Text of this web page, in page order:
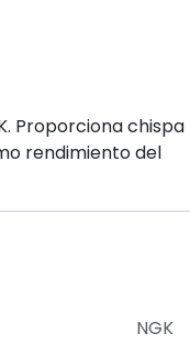
Proporciona chispa
rendimiento del
NGK